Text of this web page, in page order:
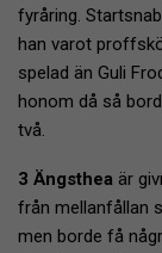
fyråring.
han varot
spelad än Guli
honom då så
två.
3 Ängsthea är
från mellanfållan
men borde få